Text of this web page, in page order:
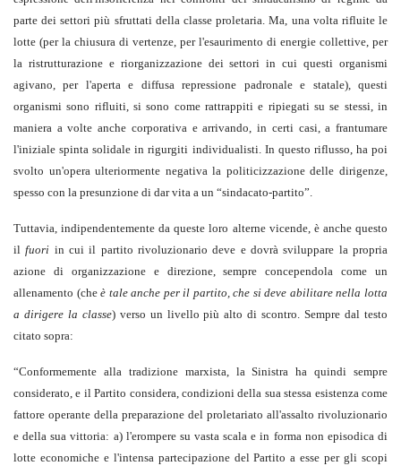
parte dei settori più sfruttati della classe proletaria. Ma, una volta rifluite le
lotte (per la chiusura di vertenze, per l'esaurimento di energie collettive, per
la ristrutturazione e riorganizzazione dei settori in cui questi organismi
agivano, per l'aperta e diffusa repressione padronale e statale), questi
organismi sono rifluiti, si sono come rattrappiti e ripiegati su se stessi, in
maniera a volte anche corporativa e arrivando, in certi casi, a frantumare
l'iniziale spinta solidale in rigurgiti individualisti. In questo riflusso, ha poi
svolto un'opera ulteriormente negativa la politicizzazione delle dirigenze,
spesso con la presunzione di dar vita a un “sindacato-partito”.
Tuttavia, indipendentemente da queste loro alterne vicende, è anche questo
ilfuori in cui il partito rivoluzionario deve e dovrà sviluppare la propria
azione di organizzazione e direzione, sempre concependola come un
allenamento (cheè tale anche per il partito, che si deve abilitare nella lotta
a dirigere la classe) verso un livello più alto di scontro. Sempre dal testo
citato sopra:
“Conformemente alla tradizione marxista, la Sinistra ha quindi sempre
considerato, e il Partito considera, condizioni della sua stessa esistenza come
fattore operante della preparazione del proletariato all'assalto rivoluzionario
e della sua vittoria: a) l'erompere su vasta scala e in forma non episodica di
lotte economiche e l'intensa partecipazione del Partito a esse per gli scopi